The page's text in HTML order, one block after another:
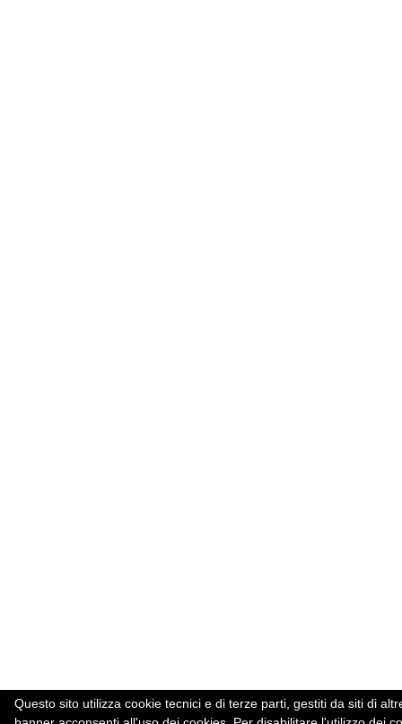
Questo sito utilizza cookie tecnici e di terze parti, gestiti da siti di